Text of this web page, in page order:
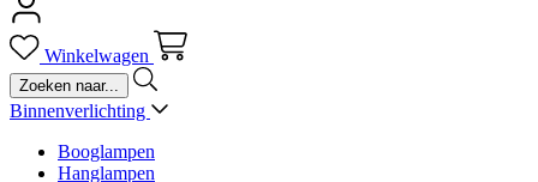
Winkelwagen
Binnenverlichting
Booglampen
Hanglampen